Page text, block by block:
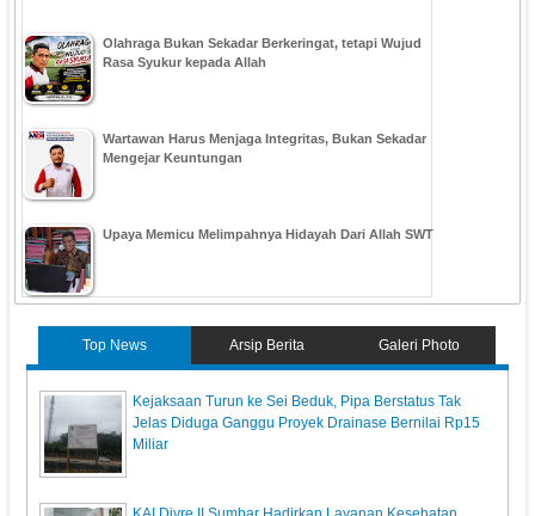
Olahraga Bukan Sekadar Berkeringat, tetapi Wujud
Rasa Syukur kepada Allah
Wartawan Harus Menjaga Integritas, Bukan Sekadar
Mengejar Keuntungan
Upaya Memicu Melimpahnya Hidayah Dari Allah SWT
Top News Arsip Berita Galeri Photo
Kejaksaan Turun ke Sei Beduk, Pipa Berstatus Tak
Jelas Diduga Ganggu Proyek Drainase Bernilai Rp15
Miliar